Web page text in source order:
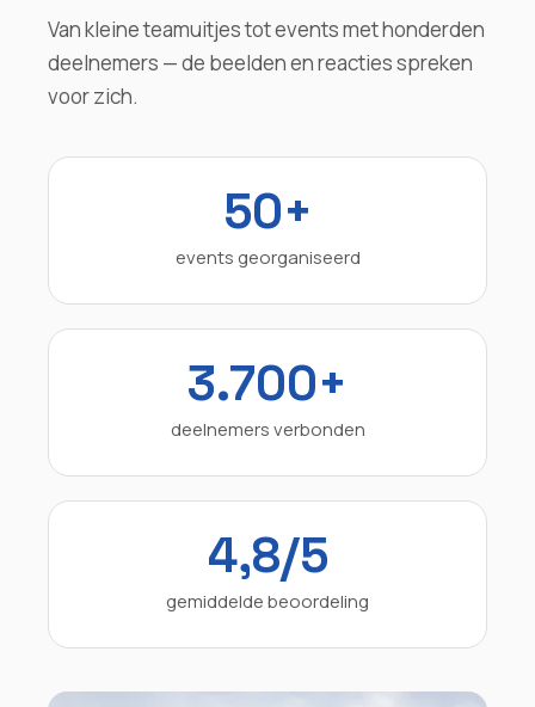
Van kleine teamuitjes tot events met honderden
deelnemers — de beelden en reacties spreken
voor zich.
50+
events georganiseerd
3.700+
deelnemers verbonden
4,8/5
gemiddelde beoordeling